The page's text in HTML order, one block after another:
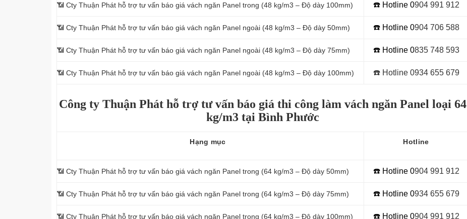
📶 Cty Thuận Phát hỗ trợ tư vấn báo giá vách ngăn Panel trong (48 kg/m3 – Độ dày 100mm) ☎️ Hotline 0904 991 912
📶 Cty Thuận Phát hỗ trợ tư vấn báo giá vách ngăn Panel ngoài (48 kg/m3 – Độ dày 50mm) ☎️ Hotline 0904 706 588
📶 Cty Thuận Phát hỗ trợ tư vấn báo giá vách ngăn Panel ngoài (48 kg/m3 – Độ dày 75mm) ☎️ Hotline 0835 748 593
📶 Cty Thuận Phát hỗ trợ tư vấn báo giá vách ngăn Panel ngoài (48 kg/m3 – Độ dày 100mm) ☎️ Hotline 0934 655 679
Công ty Thuận Phát hỗ trợ tư vấn báo giá thi công làm vách ngăn Panel loại 64
kg/m3 tại Bình Phước
Hạng mục Hotline
📶 Cty Thuận Phát hỗ trợ tư vấn báo giá vách ngăn Panel trong (64 kg/m3 – Độ dày 50mm) ☎️ Hotline 0904 991 912
📶 Cty Thuận Phát hỗ trợ tư vấn báo giá vách ngăn Panel trong (64 kg/m3 – Độ dày 75mm) ☎️ Hotline 0934 655 679
📶 Cty Thuận Phát hỗ trợ tư vấn báo giá vách ngăn Panel trong (64 kg/m3 – Độ dày 100mm) ☎️ Hotline 0904 991 912